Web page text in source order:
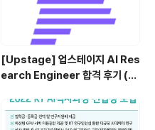
[Upstage] 업스테이지 AI Res
earch Engineer 합격 후기 (정